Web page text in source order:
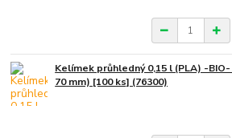
Kelímek průhledný 0,15 l (PLA) -
70 mm) [100 ks] (76300)